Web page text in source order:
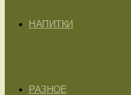
НАПИТКИ
РАЗНОЕ